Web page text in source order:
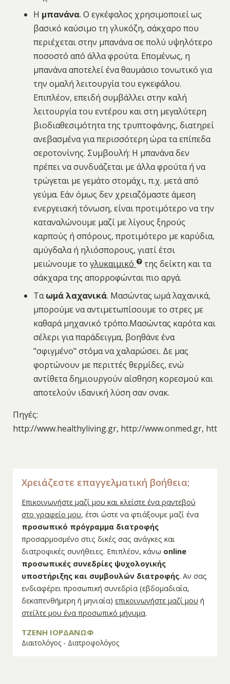
Η μπανάνα. Ο εγκέφαλος χρησιμοποιεί ως
βασικό καύσιμο τη γλυκόζη, σάκχαρο που
περιέχεται στην μπανάνα σε πολύ υψηλότερο
ποσοστό από άλλα φρούτα. Επομένως, η
μπανάνα αποτελεί ένα θαυμάσιο τονωτικό για
την ομαλή λειτουργία του εγκεφάλου.
Επιπλέον, επειδή συμβάλλει στην καλή
λειτουργία του εντέρου και στη μεγαλύτερη
βιοδιαθεσιμότητα της τρυπτοφάνης, διατηρεί
ανεβασμένα για περισσότερη ώρα τα επίπεδα
σεροτονίνης. Συμβουλή: Η μπανάνα δεν
πρέπει να συνδυάζεται με άλλα φρούτα ή να
τρώγεται με γεμάτο στομάχι, π.χ. μετά από
γεύμα. Εάν όμως δεν χρειαζόμαστε άμεση
ενεργειακή τόνωση, είναι προτιμότερο να την
καταναλώνουμε μαζί με λίγους ξηρούς
καρπούς ή σπόρους, προτιμότερο με καρύδια,
αμύγδαλα ή ηλιόσπορους, γιατί έτσι
μειώνουμε το γλυκαιμικό
της δείκτη και τα
σάκχαρα της απορροφώνται πιο αργά.
Ταωμά λαχανικά. Μασώντας ωμά λαχανικά,
μπορούμε να αντιμετωπίσουμε το στρες με
καθαρά μηχανικό τρόπο.Μασώντας καρότα και
σέλερι για παράδειγμα, βοηθάνε ένα
"σφιγμένο" στόμα να χαλαρώσει. Δε μας
φορτώνουν με περιττές θερμίδες, ενώ
αντίθετα δημιουργούν αίσθηση κορεσμού και
αποτελούν ιδανική λύση σαν σνακ.
Πηγές:
http://www.healthyliving.gr, http://www.onmed.gr,
Χρειάζεστε επαγγελματική βοήθεια;
Επικοινωνήστε μαζί μου και κλείστε ένα ραντεβού
στο γραφείο μου, έτσι ώστε να φτιάξουμε μαζί ένα
προσωπικό πρόγραμμα διατροφής
προσαρμοσμένο στις δικές σας ανάγκες και
διατροφικές συνήθειες. Επιπλέον, κάνω online
προσωπικές συνεδρίες ψυχολογικής
υποστήριξης και συμβουλών διατροφής. Αν σας
ενδιαφέρει προσωπική συνεδρία (εβδομαδιαία,
δεκαπενθήμερη ή μηνιαία)επικοινωνήστε μαζί μου ή
στείλτε μου ένα προσωπικό μήνυμα.
ΤΖΕΝΗ ΙΟΡΔΑΝΩΦ
Διαιτολόγος - Διατροφολόγος